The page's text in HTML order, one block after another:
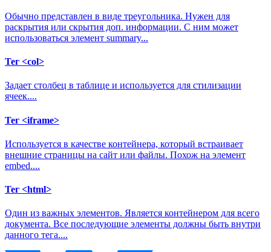
Обычно представлен в виде треугольника. Нужен для
раскрытия или скрытия доп. информации. С ним может
использоваться элемент summary...
Тег <col>
Задает столбец в таблице и используется для стилизации
ячеек....
Тег <iframe>
Используется в качестве контейнера, который встраивает
внешние страницы на сайт или файлы. Похож на элемент
embed....
Тег <html>
Один из важных элементов. Является контейнером для всего
документа. Все последующие элементы должны быть внутри
данного тега....